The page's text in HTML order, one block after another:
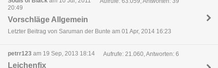
20:49
Vorschläge Allgemein
Letzter Beitrag von Saruman der Bunte am 01 Apr, 2014 16:23
petrr123 am 19 Sep, 2013 18:14 Aufrufe: 21.060, Antworten: 6
Leichenfix